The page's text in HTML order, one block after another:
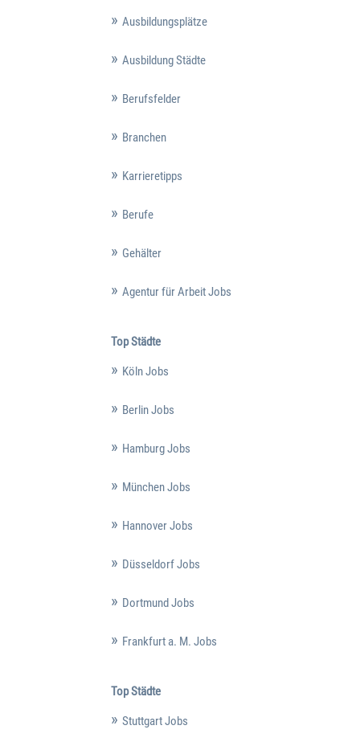
Ausbildungsplätze
Ausbildung Städte
Berufsfelder
Branchen
Karrieretipps
Berufe
Gehälter
Agentur für Arbeit Jobs
Top Städte
Köln Jobs
Berlin Jobs
Hamburg Jobs
München Jobs
Hannover Jobs
Düsseldorf Jobs
Dortmund Jobs
Frankfurt a. M. Jobs
Top Städte
Stuttgart Jobs